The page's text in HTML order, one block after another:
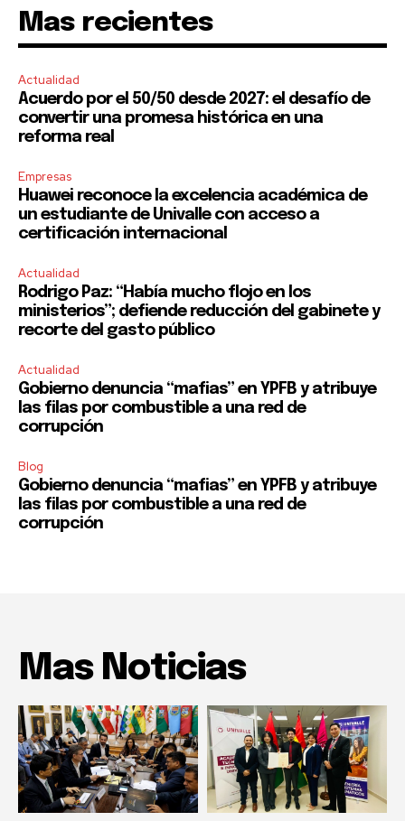
Mas recientes
Actualidad
Acuerdo por el 50/50 desde 2027: el desafío de
convertir una promesa histórica en una
reforma real
Empresas
Huawei reconoce la excelencia académica de
un estudiante de Univalle con acceso a
certificación internacional
Actualidad
Rodrigo Paz: “Había mucho flojo en los
ministerios”; defiende reducción del gabinete y
recorte del gasto público
Actualidad
Gobierno denuncia “mafias” en YPFB y atribuye
las filas por combustible a una red de
corrupción
Blog
Gobierno denuncia “mafias” en YPFB y atribuye
las filas por combustible a una red de
corrupción
Mas Noticias